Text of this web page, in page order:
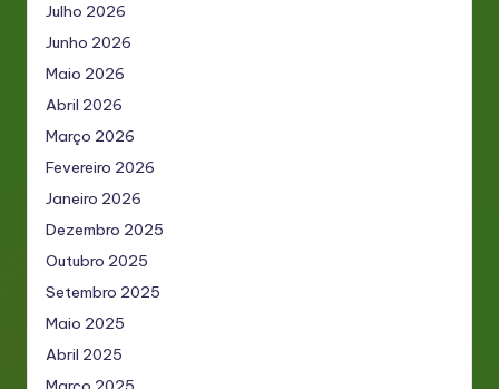
Julho 2026
Junho 2026
Maio 2026
Abril 2026
Março 2026
Fevereiro 2026
Janeiro 2026
Dezembro 2025
Outubro 2025
Setembro 2025
Maio 2025
Abril 2025